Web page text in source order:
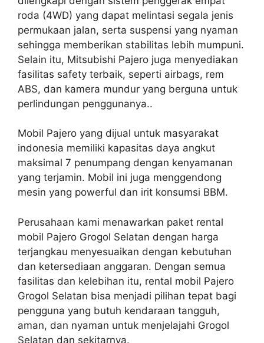
roda (4WD) yang dapat melintasi segala jenis
permukaan jalan, serta suspensi yang nyaman
sehingga memberikan stabilitas lebih mumpuni.
Selain itu, Mitsubishi Pajero juga menyediakan
fasilitas safety terbaik, seperti airbags, rem
ABS, dan kamera mundur yang berguna untuk
perlindungan penggunanya..
Mobil Pajero yang dijual untuk masyarakat
indonesia memiliki kapasitas daya angkut
maksimal 7 penumpang dengan kenyamanan
yang terjamin. Mobil ini juga menggendong
mesin yang powerful dan irit konsumsi BBM.
Perusahaan kami menawarkan paket rental
mobil Pajero Grogol Selatan dengan harga
terjangkau menyesuaikan dengan kebutuhan
dan ketersediaan anggaran. Dengan semua
fasilitas dan kelebihan itu, rental mobil Pajero
Grogol Selatan bisa menjadi pilihan tepat bagi
pengguna yang butuh kendaraan tangguh,
aman, dan nyaman untuk menjelajahi Grogol
Selatan dan sekitarnya.